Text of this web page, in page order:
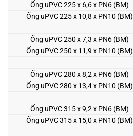
Ống uPVC 225 x 6,6 x PN6 (BM)
Ống uPVC 225 x 10,8 x PN10 (BM)
Ống uPVC 250 x 7,3 x PN6 (BM)
Ống uPVC 250 x 11,9 x PN10 (BM)
Ống uPVC 280 x 8,2 x PN6 (BM)
Ống uPVC 280 x 13,4 x PN10 (BM)
Ống uPVC 315 x 9,2 x PN6 (BM)
Ống uPVC 315 x 15,0 x PN10 (BM)